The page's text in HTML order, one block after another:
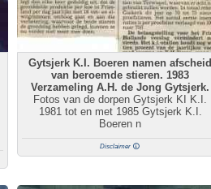
Gytsjerk K.I. Boeren namen afscheid
van beroemde stieren. 1983
Verzameling A.H. de Jong Gytsjerk.
Fotos van de dorpen Gytsjerk KI K.I.
1981 tot en met 1985 Gytsjerk K.I.
Boeren n
Disclaimer